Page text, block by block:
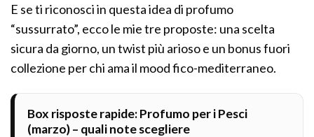
E se ti riconosci in questa idea di profumo
“sussurrato”, ecco le mie tre proposte: una scelta
sicura da giorno, un twist più arioso e un bonus fuori
collezione per chi ama il mood fico-mediterraneo.
Box risposte rapide: Profumo per i Pesci
(marzo) – quali note scegliere